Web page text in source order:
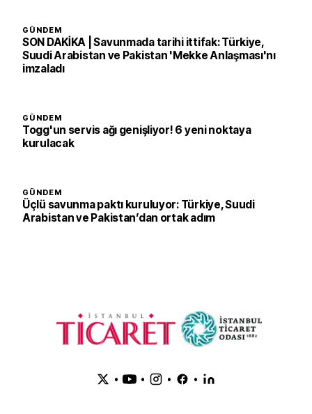
GÜNDEM
SON DAKİKA | Savunmada tarihi ittifak: Türkiye,
Suudi Arabistan ve Pakistan 'Mekke Anlaşması'nı
imzaladı
GÜNDEM
Togg'un servis ağı genişliyor! 6 yeni noktaya
kurulacak
GÜNDEM
Üçlü savunma paktı kuruluyor: Türkiye, Suudi
Arabistan ve Pakistan’dan ortak adım
• • • •